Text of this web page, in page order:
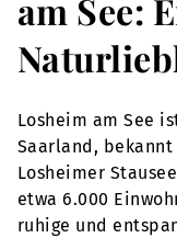
am See:
Losheim am See
Saarland,
Losheimer
etwa 6.000
ruhige und